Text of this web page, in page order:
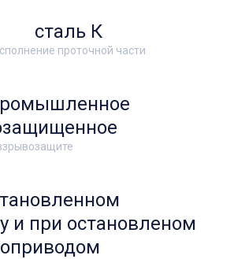
проточной части
сталь К
и при остановленом